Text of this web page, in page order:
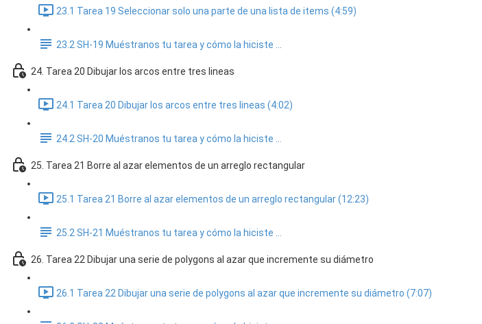
23.1 Tarea 19 Seleccionar solo una parte de una lista de items (4:59)
23.2 SH-19 Muéstranos tu tarea y cómo la hiciste ...
24. Tarea 20 Dibujar los arcos entre tres lineas
24.1 Tarea 20 Dibujar los arcos entre tres lineas (4:02)
24.2 SH-20 Muéstranos tu tarea y cómo la hiciste ...
25. Tarea 21 Borre al azar elementos de un arreglo rectangular
25.1 Tarea 21 Borre al azar elementos de un arreglo rectangular (12:23)
25.2 SH-21 Muéstranos tu tarea y cómo la hiciste ...
26. Tarea 22 Dibujar una serie de polygons al azar que incremente su diámetro
26.1 Tarea 22 Dibujar una serie de polygons al azar que incremente su diámetro (7:07)